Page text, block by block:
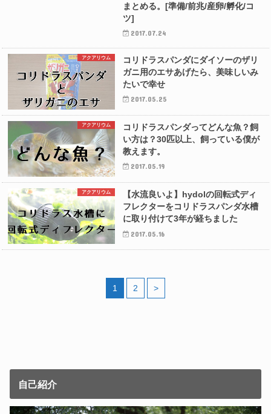
まとめる。[準備/前兆/産卵/孵化/コ
ツ]
2017.07.24
アクアリウム
コリドラスパンダにダイソーのザリ
ガニ用のエサあげたら、美味しいみ
たいで幸せ
2017.05.25
アクアリウム
コリドラスパンダってどんな魚？飼
い方は？30匹以上、飼っている僕が
教えます。
2017.05.19
アクアリウム
【水流良いよ】hydolの回転式ディ
フレクターをコリドラスパンダ水槽
に取り付けて3年が経ちました
2017.05.16
1 2 >
自己紹介